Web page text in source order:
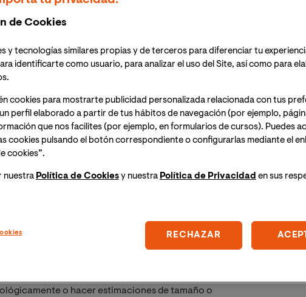
y de la escritura pero dificultades para aprender a
vocabulario, pero dificultades para leer números o
generales pero fallan en los cálculos específicos.
o hacer estimaciones de tamaño o
de Cookies
y tecnologías similares propias y de terceros para diferenciar tu
identificarte como usuario, para analizar el uso del Site, así como para
cookies para mostrarte publicidad personalizada relacionada con tus
perfil elaborado a partir de tus hábitos de navegación (por ejemplo,
que nos facilites (por ejemplo, en formularios de cursos). Puedes
cookies pulsando el botón correspondiente o configurarlas mediante el
cookies”.
nuestra Política de Cookiesy nuestra Política de Privacidad en sus
RECHAZAR